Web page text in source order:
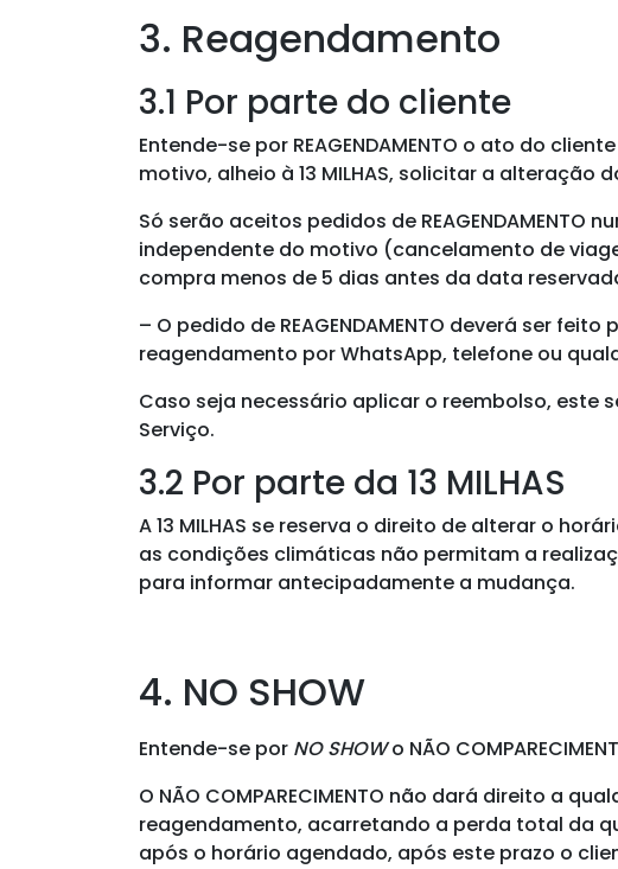
3. Reagendamento
3.1 Por parte do cliente
Entende-se por REAGENDAMENTO o ato do
motivo, alheio à 13 MILHAS, solicitar a alteração
Só serão aceitos pedidos de REAGENDAMENTO
independente do motivo (cancelamento de
compra menos de 5 dias antes da data
– O pedido de REAGENDAMENTO deverá ser
reagendamento por WhatsApp, telefone ou
Caso seja necessário aplicar o reembolso, este
Serviço.
3.2 Por parte da 13 MILHAS
A 13 MILHAS se reserva o direito de alterar o
as condições climáticas não permitam a
para informar antecipadamente a mudança.
4. NO SHOW
Entende-se por NO SHOWo NÃO
O NÃO COMPARECIMENTO não dará direito a
reagendamento, acarretando a perda total da
após o horário agendado, após este prazo o